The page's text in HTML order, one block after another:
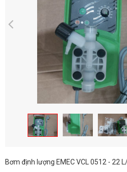
Bơm định lượng EMEC VCL 0512 - 22